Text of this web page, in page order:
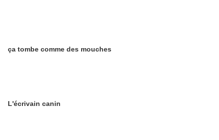
ça tombe comme des mouches
L'écrivain canin